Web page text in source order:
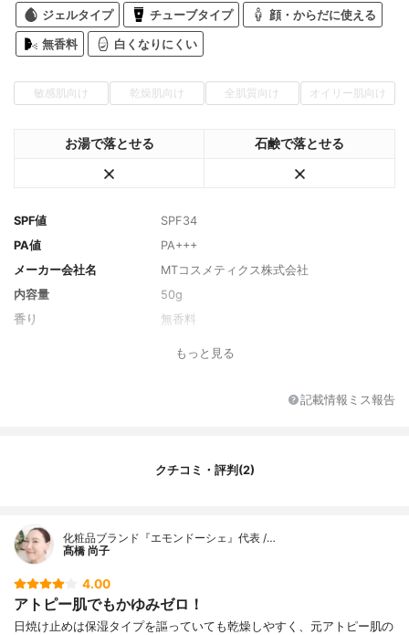
ジェルタイプ チューブタイプ 顔・からだに使える
無香料 白くなりにくい
敏感肌向け 乾燥肌向け 全肌質向け オイリー肌向け
お湯で落とせる 石鹸で落とせる
SPF値
SPF34
PA値
PA+++
メーカー会社名
MTコスメティクス株式会社
内容量
50g
香り
無香料
3‐Ｏ‐エチルアスコルビン酸
ルアスコルビン酸、トコフェロール、アル
クリレーツ／アクリル酸アルキル（Ｃ１０
ル
もっと見る
記載情報ミス報告
クチコミ・評判(2)
化粧品ブランド『エモンドーシェ』代表 /…
髙橋 尚子
4.00
アトピー肌でもかゆみゼロ！
日焼け止めは保湿タイプを謳っていても乾燥しやすく、元アトピー肌の